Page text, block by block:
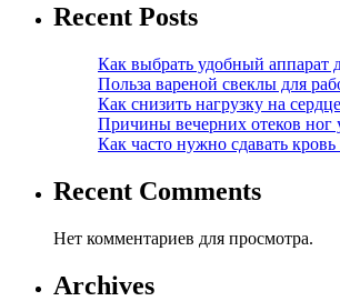
Recent Posts
Как выбрать удобный аппарат
Польза вареной свеклы для
Как снизить нагрузку на
Причины вечерних отеков
Как часто нужно сдавать кровь
Recent Comments
Нет комментариев для просмотра.
Archives